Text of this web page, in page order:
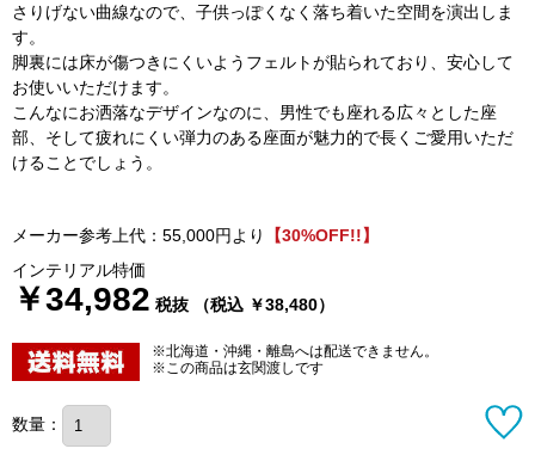
さりげない曲線なので、子供っぽくなく落ち着いた空間を演出しま
す。
脚裏には床が傷つきにくいようフェルトが貼られており、安心して
お使いいただけます。
こんなにお洒落なデザインなのに、男性でも座れる広々とした座
部、そして疲れにくい弾力のある座面が魅力的で長くご愛用いただ
けることでしょう。
メーカー参考上代：55,000円より
【30%OFF!!】
インテリアル特価
￥34,982 税抜 （税込 ￥38,480）
※北海道・沖縄・離島へは配送できません。
※この商品は玄関渡しです
数量：